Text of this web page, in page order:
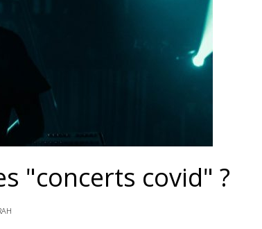
"concerts covid" ?